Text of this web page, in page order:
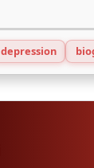
depression